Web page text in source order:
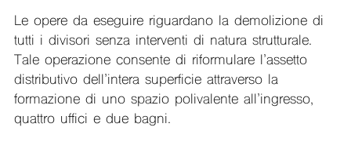
Le opere da eseguire riguardano la demolizione di
tutti i divisori senza interventi di natura strutturale.
Tale operazione consente di riformulare l’assetto
distributivo dell’intera superficie attraverso la
formazione di uno spazio polivalente all’ingresso,
quattro uffici e due bagni.